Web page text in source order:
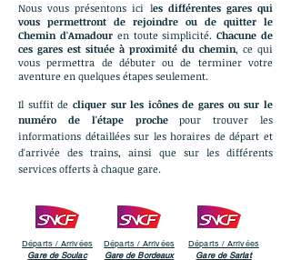
Nous vous présentons ici les différentes gares qui
vous permettront de rejoindre ou de quitter le
Chemin d'Amadour en toute simplicité.Chacune de
ces gares est située à proximité du chemin, ce qui
vous permettra de débuter ou de terminer votre
aventure en quelques étapes seulement.
Il suffit de cliquer sur les icônes de gares ou sur le
numéro de l'étape prochepour trouver les
informations détaillées sur les horaires de départ et
d'arrivée des trains, ainsi que sur les différents
services offerts à chaque gare.
Départs / Arrivées
Gare de Soulac
Départs / Arrivées
Gare de Bordeaux
Départs / Arrivées
Gare de Sarlat